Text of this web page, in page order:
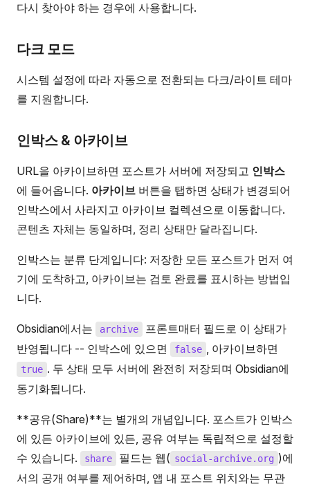
다시 찾아야 하는 경우에 사용합니다.
다크 모드
시스템 설정에 따라 자동으로 전환되는 다크/라이트 테마
를 지원합니다.
인박스 & 아카이브
URL을 아카이브하면 포스트가 서버에 저장되고 인박스
에 들어옵니다. 아카이브 버튼을 탭하면 상태가 변경되어
인박스에서 사라지고 아카이브 컬렉션으로 이동합니다.
콘텐츠 자체는 동일하며, 정리 상태만 달라집니다.
인박스는 분류 단계입니다: 저장한 모든 포스트가 먼저 여
기에 도착하고, 아카이브는 검토 완료를 표시하는 방법입
니다.
Obsidian에서는 archive
프론트매터 필드로 이 상태가
반영됩니다 -- 인박스에 있으면
false , 아카이브하면
true . 두 상태 모두 서버에 완전히 저장되며 Obsidian에
동기화됩니다.
**공유(Share)**는 별개의 개념입니다. 포스트가 인박스
에 있든 아카이브에 있든, 공유 여부는 독립적으로 설정할
수 있습니다.
share 필드는 웹( social-archive.org )에
서의 공개 여부를 제어하며, 앱 내 포스트 위치와는 무관